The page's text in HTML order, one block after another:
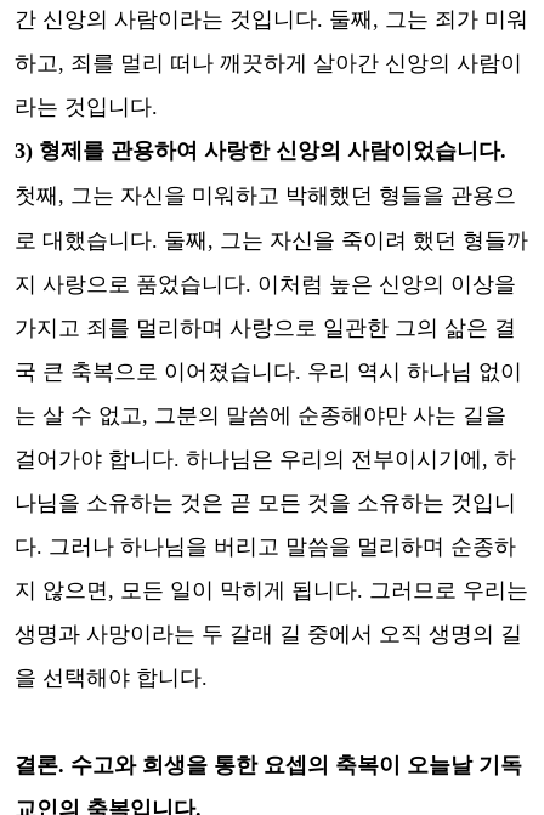
간 신앙의 사람이라는 것입니다. 둘째 , 그는 죄가 미워
하고, 죄를 멀리 떠나 깨끗하게 살아간 신앙의 사람이
라는 것입니다.
3) 형제를 관용하여 사랑한 신앙의 사람이었습니다.
첫째 , 그는 자신을 미워하고 박해했던 형들을 관용으
로 대했습니다. 둘째 , 그는 자신을 죽이려 했던 형들까
지 사랑으로 품었습니다. 이처럼 높은 신앙의 이상을
가지고 죄를 멀리하며 사랑으로 일관한 그의 삶은 결
국 큰 축복으로 이어졌습니다. 우리 역시 하나님 없이
는 살 수 없고, 그분의 말씀에 순종해야만 사는 길을
걸어가야 합니다. 하나님은 우리의 전부이시기에 , 하
나님을 소유하는 것은 곧 모든 것을 소유하는 것입니
다. 그러나 하나님을 버리고 말씀을 멀리하며 순종하
지 않으면, 모든 일이 막히게 됩니다. 그러므로 우리는
생명과 사망이라는 두 갈래 길 중에서 오직 생명의 길
을 선택해야 합니다.
결론. 수고와 희생을 통한 요셉의 축복이 오늘날 기독
교인의 축복입니다.